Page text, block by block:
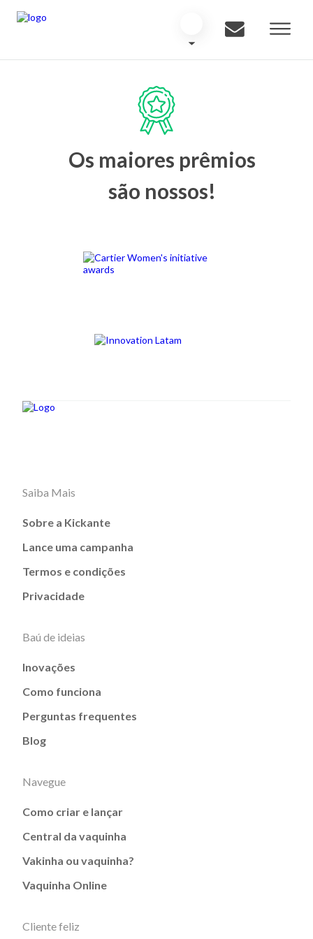
Os maiores prêmios
são nossos!
Saiba Mais
Sobre a Kickante
Lance uma campanha
Termos e condições
Privacidade
Baú de ideias
Inovações
Como funciona
Perguntas frequentes
Blog
Navegue
Como criar e lançar
Central da vaquinha
Vakinha ou vaquinha?
Vaquinha Online
Cliente feliz